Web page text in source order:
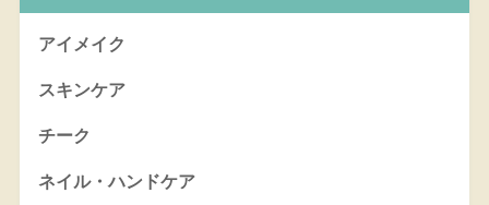
アイメイク
スキンケア
チーク
ネイル・ハンドケア